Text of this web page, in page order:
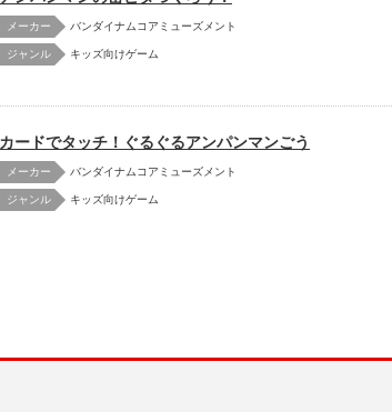
メーカー バンダイナムコアミューズメント
キッズ向けゲーム
カードでタッチ！ぐるぐるアンパンマンごう
メーカー バンダイナムコアミューズメント
キッズ向けゲーム